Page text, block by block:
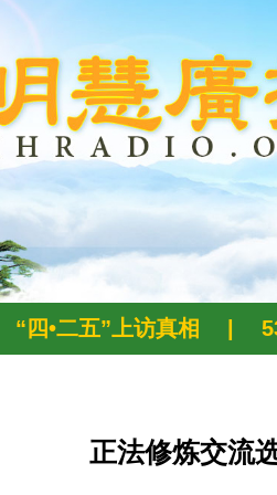
“四•二五”上访真相
正法修炼交流